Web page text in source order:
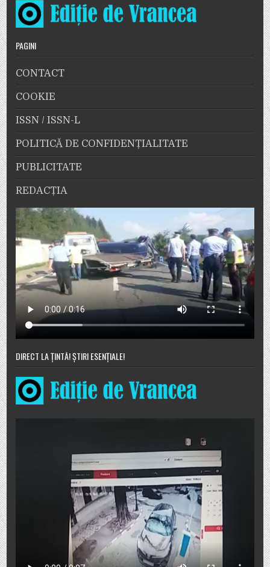
PAGINI
CONTACT
COOKIE
ISSN / ISSN-L
POLITICĂ DE CONFIDENȚIALITATE
PUBLICITATE
REDACȚIA
DIRECT LA ȚINTĂ! ȘTIRI ESENȚIALE!